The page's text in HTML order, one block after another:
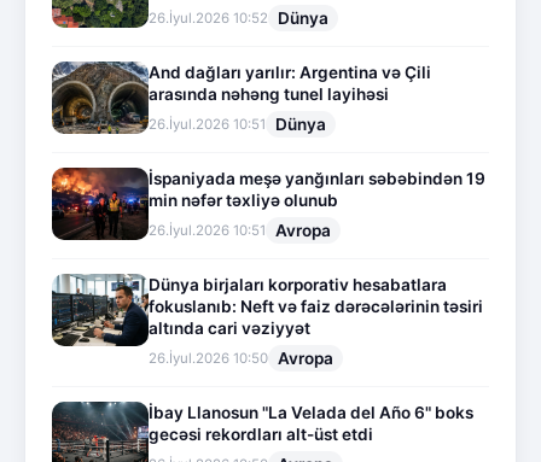
26.İyul.2026 10:52 Dünya
And dağları yarılır: Argentina və Çili
arasında nəhəng tunel layihəsi
26.İyul.2026 10:51 Dünya
İspaniyada meşə yanğınları səbəbindən 19
min nəfər təxliyə olunub
26.İyul.2026 10:51 Avropa
Dünya birjaları korporativ hesabatlara
fokuslanıb: Neft və faiz dərəcələrinin təsiri
altında cari vəziyyət
26.İyul.2026 10:50 Avropa
İbay Llanosun "La Velada del Año 6" boks
gecəsi rekordları alt-üst etdi